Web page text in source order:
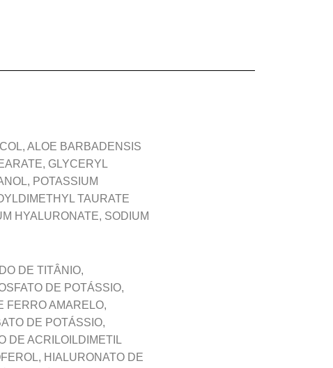
ALOE BARBADENSIS
GLYCERYL
POTASSIUM
TAURATE
HYALURONATE, SODIUM
DE TITÂNIO,
DE POTÁSSIO,
FERRO AMARELO,
DE POTÁSSIO,
DE ACRILOILDIMETIL
HIALURONATO DE